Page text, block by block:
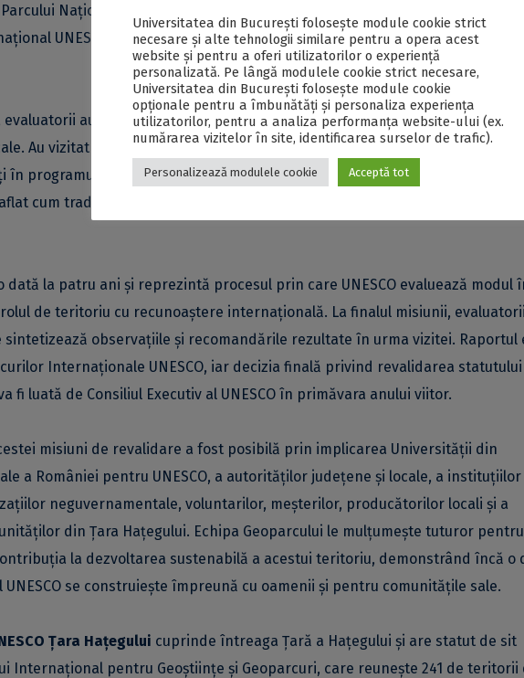
Național Retezat, alături de parteneri ai Geoparcului. Extinderea ar
UNESCO Țara Hațegului să acopere întregul bazin geografic și geologic
au descoperit și modul în care patrimoniul este pus în valoare prin
Au vizitat noi puncte de vizitare și trasee tematice, au cunoscut meșteri,
în programul Experiențe în Geoparc, dezvoltat în cadrul proiectului Interreg
cum tradițiile, gastronomia și meșteșugurile locale contribuie la
dată la patru ani și reprezintă procesul prin care UNESCO evaluează modul
de teritoriu cu recunoaștere internațională. La finalul misiunii, evaluatorii
observațiile și recomandările rezultate în urma vizitei. Raportul
Internaționale UNESCO, iar decizia finală privind revalidarea statutului
fi luată de Consiliul Executiv al UNESCO în primăvara anului viitor.
misiuni de revalidare a fost posibilă prin implicarea Universității din
a României pentru UNESCO, a autorităților județene și locale, a instituțiilor
neguvernamentale, voluntarilor, meșterilor, producătorilor locali și a
din Țara Hațegului. Echipa Geoparcului le mulțumește tuturor pentru
la dezvoltarea sustenabilă a acestui teritoriu, demonstrând încă o
se construiește împreună cu oamenii și pentru comunitățile sale.
Țara Hațegului cuprinde întreaga Țară a Hațegului și are statut de sit
Internaţional pentru Geoştiinţe şi Geoparcuri, care reuneşte 241 de teritorii
Universitatea din București folosește module cookie strict
necesare și alte tehnologii similare pentru a opera acest
website și pentru a oferi utilizatorilor o experiență
personalizată. Pe lângă modulele cookie strict necesare,
Universitatea din București folosește module cookie
opționale pentru a îmbunătăți și personaliza experiența
utilizatorilor, pentru a analiza performanța website-ului (ex.
numărarea vizitelor în site, identificarea surselor de trafic).
Personalizează modulele cookie Acceptă tot